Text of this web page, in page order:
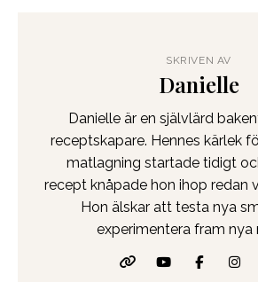
SKRIVEN AV
Danielle
Danielle är en självlärd
receptskapare. Hennes kärlek
matlagning startade tidigt
recept knåpade hon ihop redan
Hon älskar att testa nya
experimentera fram nya